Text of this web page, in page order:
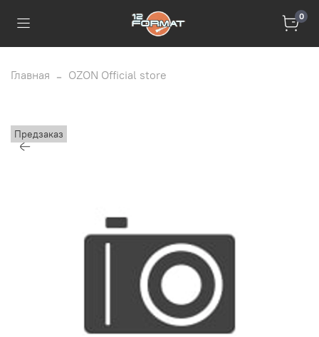
0
Главная OZON Official store
Предзаказ